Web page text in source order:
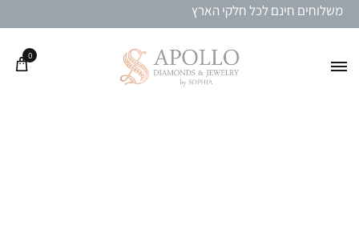
משלוחים חינם לכל חלקי הארץ
0